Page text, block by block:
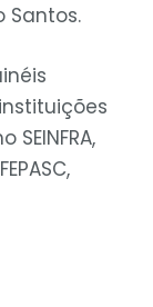
Santos.